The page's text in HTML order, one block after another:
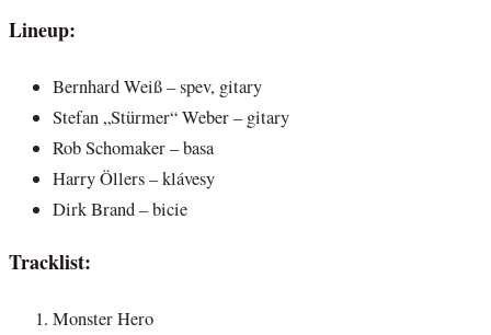
Lineup:
Bernhard Weiß – spev, gitary
Stefan „Stürmer“ Weber – gitary
Rob Schomaker – basa
Harry Öllers – klávesy
Dirk Brand – bicie
Tracklist:
Monster Hero